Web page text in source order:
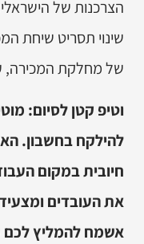
הצרכנות של
שינוי תסריט שיחת
של מחלקת המכירה,
וטיפ קטן לסיום:
להילקח בחשבון.
חיובית במקום
את העובדים
אשמח להמליץ לכם